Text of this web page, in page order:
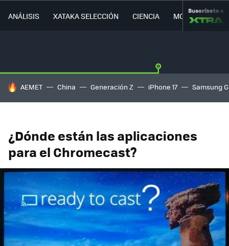
ANÁLISIS XATAKA SELECCIÓN CIENCIA MOVILIDAD
Suscríbete a
HOY SE HABLA DE
AEMET China Generación Z iPhone 17 Samsung
¿Dónde están las aplicaciones
para el Chromecast?